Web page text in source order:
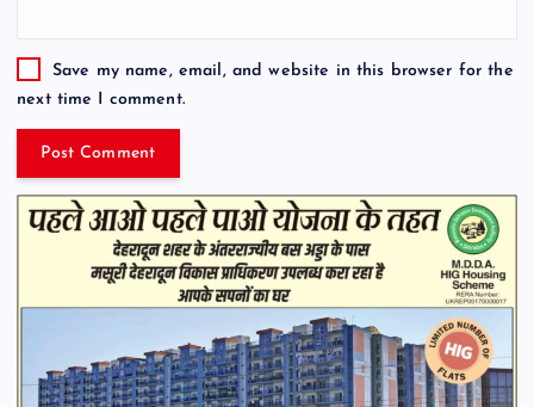
Save my name, email, and website in this browser for the
next time I comment.